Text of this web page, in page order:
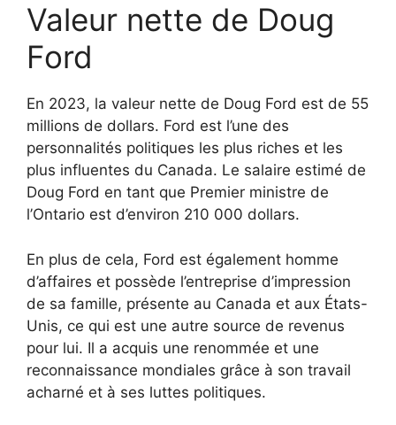
Valeur nette de Doug
Ford
En 2023, la valeur nette de Doug Ford est de 55
millions de dollars. Ford est l’une des
personnalités politiques les plus riches et les
plus influentes du Canada. Le salaire estimé de
Doug Ford en tant que Premier ministre de
l’Ontario est d’environ 210 000 dollars.
En plus de cela, Ford est également homme
d’affaires et possède l’entreprise d’impression
de sa famille, présente au Canada et aux États-
Unis, ce qui est une autre source de revenus
pour lui. Il a acquis une renommée et une
reconnaissance mondiales grâce à son travail
acharné et à ses luttes politiques.